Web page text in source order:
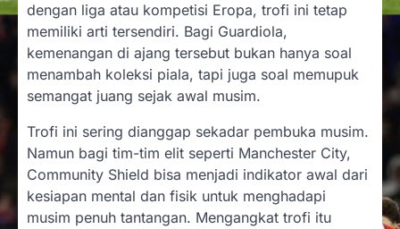
dengan liga atau kompetisi Eropa, trofi ini tetap
memiliki arti tersendiri. Bagi Guardiola,
kemenangan di ajang tersebut bukan hanya soal
menambah koleksi piala, tapi juga soal memupuk
semangat juang sejak awal musim.
Trofi ini sering dianggap sekadar pembuka musim.
Namun bagi tim-tim elit seperti Manchester City,
Community Shield bisa menjadi indikator awal dari
kesiapan mental dan fisik untuk menghadapi
musim penuh tantangan. Mengangkat trofi itu